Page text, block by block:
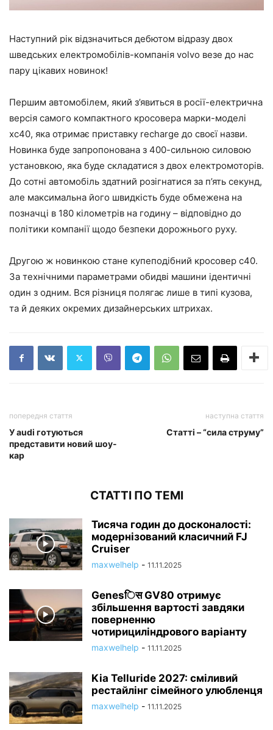
Наступний рік відзначиться дебютом відразу двох
шведських електромобілів-компанія volvo везе до нас
пару цікавих новинок!
Першим автомобілем, який з’явиться в росії-електрична
версія самого компактного кросовера марки-моделі
xc40, яка отримає приставку recharge до своєї назви.
Новинка буде запропонована з 400-сильною силовою
установкою, яка буде складатися з двох електромоторів.
До сотні автомобіль здатний розігнатися за п’ять секунд,
але максимальна його швидкість буде обмежена на
позначці в 180 кілометрів на годину – відповідно до
політики компанії щодо безпеки дорожнього руху.
Другою ж новинкою стане купеподібний кросовер c40.
За технічними параметрами обидві машини ідентичні
один з одним. Вся різниця полягає лише в типі кузова,
та й деяких окремих дизайнерських штрихах.
попередня стаття
У audi готуються
представити новий шоу-
кар
наступна стаття
Статті – “сила струму”
СТАТТІ ПО ТЕМІ
Тисяча годин до досконалості:
модернізований класичний FJ
Cruiser
maxwelhelp - 11.11.2025
Genesिस GV80 отримує
збільшення вартості завдяки
поверненню
чотирициліндрового варіанту
maxwelhelp - 11.11.2025
Kia Telluride 2027: сміливий
рестайлінг сімейного улюбленця
maxwelhelp - 11.11.2025